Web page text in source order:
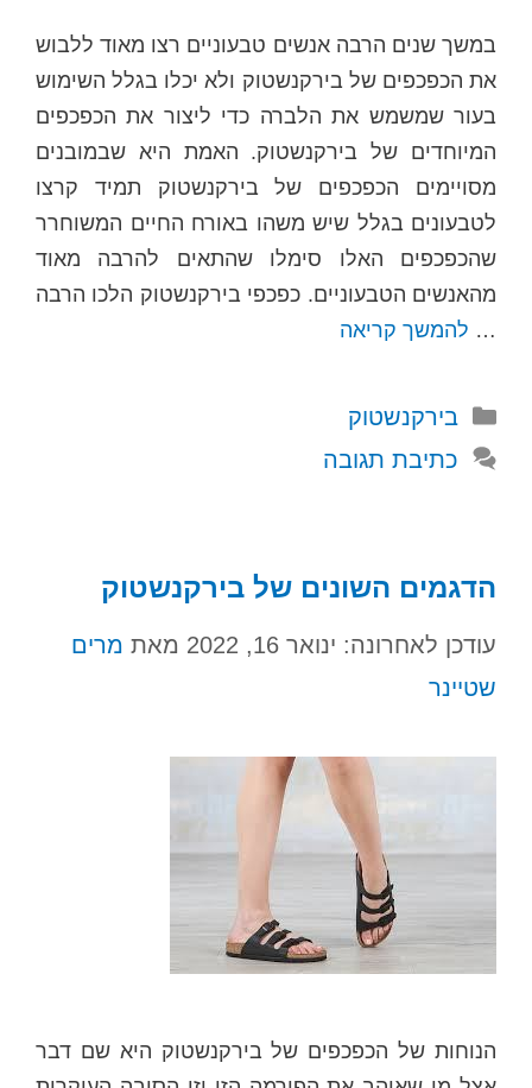
במשך שנים הרבה אנשים טבעוניים רצו מאוד ללבוש
את הכפכפים של בירקנשטוק ולא יכלו בגלל השימוש
בעור שמשמש את הלברה כדי ליצור את הכפכפים
המיוחדים של בירקנשטוק. האמת היא שבמובנים
מסויימים הכפכפים של בירקנשטוק תמיד קרצו
לטבעונים בגלל שיש משהו באורח החיים המשוחרר
שהכפכפים האלו סימלו שהתאים להרבה מאוד
מהאנשים הטבעוניים. כפכפי בירקנשטוק הלכו הרבה
… להמשך קריאה
קטגוריות
בירקנשטוק
כתיבת תגובה
הדגמים השונים של בירקנשטוק
עודכן לאחרונה: ינואר 16, 2022 מאת מרים
שטיינר
הנוחות של הכפכפים של בירקנשטוק היא שם דבר